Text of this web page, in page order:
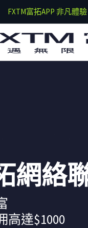
FXTM富拓APP 非凡體驗
網絡
高達$1000